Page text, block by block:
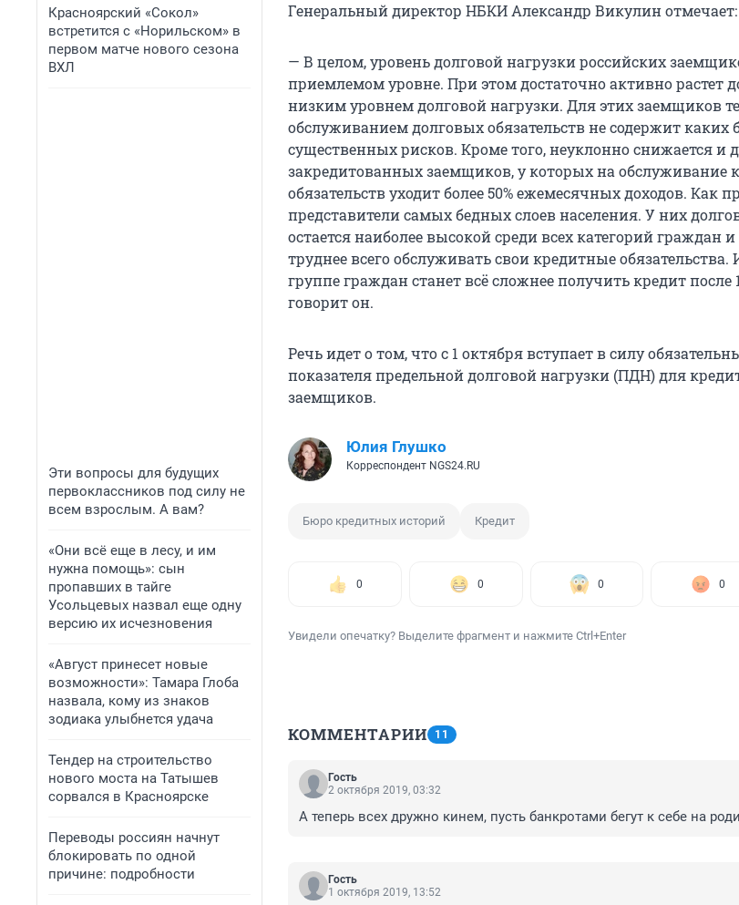
Красноярский «Сокол»
встретится с «Норильском» в
первом матче нового сезона
ВХЛ
Эти вопросы для будущих
первоклассников под силу не
всем взрослым. А вам?
«Они всё еще в лесу, и им
нужна помощь»: сын
пропавших в тайге
Усольцевых назвал еще одну
версию их исчезновения
«Август принесет новые
возможности»: Тамара Глоба
назвала, кому из знаков
зодиака улыбнется удача
Тендер на строительство
нового моста на Татышев
сорвался в Красноярске
Переводы россиян начнут
блокировать по одной
причине: подробности
Генеральный директор НБКИ Александр Викулин отмечает:
— В целом, уровень долговой нагрузки российских
приемлемом уровне. При этом достаточно активно растет
низким уровнем долговой нагрузки. Для этих заемщиков
обслуживанием долговых обязательств не содержит каких
существенных рисков. Кроме того, неуклонно снижается и
закредитованных заемщиков, у которых на обслуживание
обязательств уходит более 50% ежемесячных доходов. Как
представители самых бедных слоев населения. У них
остается наиболее высокой среди всех категорий граждан
труднее всего обслуживать свои кредитные
группе граждан станет всё сложнее получить кредит после
говорит он.
Речь идет о том, что с 1 октября вступает в силу
показателя предельной долговой нагрузки (ПДН) для
заемщиков.
Юлия Глушко
Корреспондент NGS24.RU
Бюро кредитных историй Кредит
0 0 0 0
Увидели опечатку? Выделите фрагмент и нажмите Ctrl+Enter
КОММЕНТАРИИ 11
Гость
2 октября 2019, 03:32
А теперь всех дружно кинем, пусть банкротами бегут к себе на
Гость
1 октября 2019, 13:52